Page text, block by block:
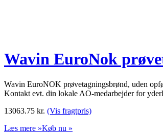
Wavin EuroNok
Wavin EuroNOK prøvetagningsbrønd, uden
Kontakt evt. din lokale AO-medarbejder for
13063.75 kr. (Vis fragtpris)
Læs mere »Køb nu »